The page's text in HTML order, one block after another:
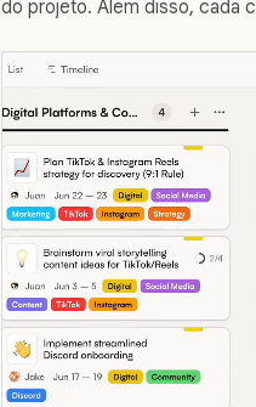
do projeto. Além disso, cada